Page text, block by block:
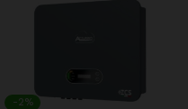
-2%